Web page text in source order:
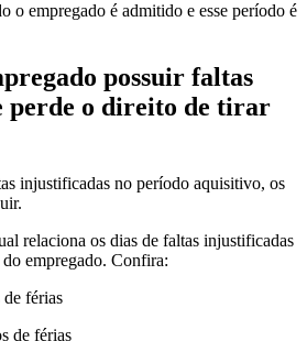
o empregado é admitido e esse período é
possuir faltas
perde o direito de tirar
injustificadas no período aquisitivo, os
relaciona os dias de faltas injustificadas
empregado. Confira:
férias
de férias